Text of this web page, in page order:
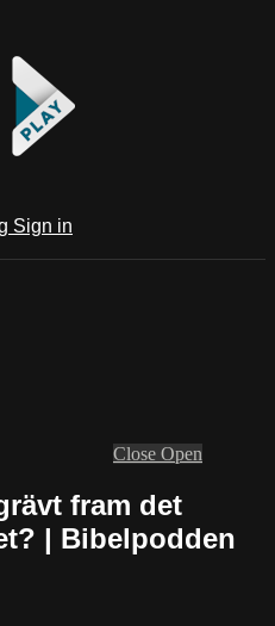
Sign in
Close Open
fram det
| Bibelpodden